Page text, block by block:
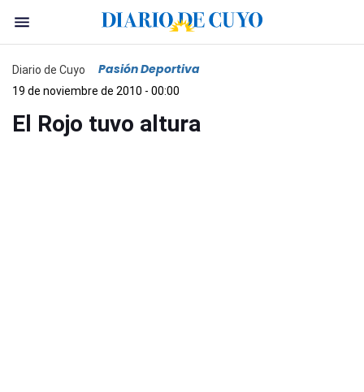
Diario de Cuyo Pasión Deportiva
19 de noviembre de 2010 - 00:00
El Rojo tuvo altura